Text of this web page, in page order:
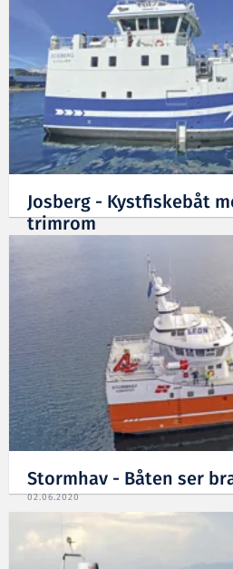
Josberg - Kystfiskebåt
trimrom
Stormhav - Båten ser
02.06.2020